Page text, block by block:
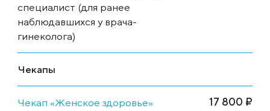
специалист (для ранее
наблюдавшихся у врача-
гинеколога)
Чекапы
Чекап «Женское здоровье» 17 800 ₽